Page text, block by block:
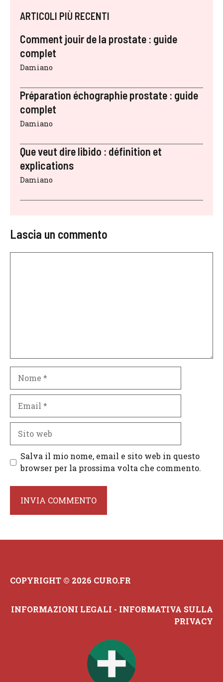
ARTICOLI PIÙ RECENTI
Comment jouir de la prostate : guide
complet
Damiano
Préparation échographie prostate : guide
complet
Damiano
Que veut dire libido : définition et
explications
Damiano
Lascia un commento
Sito
web
Salva il mio nome, email e sito web in questo
browser per la prossima volta che commento.
COPYRIGHT © 2026 CURO.FR
INFORMAZIONI LEGALI - INFORMATIVA SULLA
PRIVACY